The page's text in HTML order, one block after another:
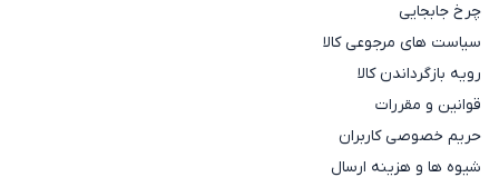
چرخ جابجایی
سیاست های مرجوعی کالا
رویه بازگرداندن کالا
قوانین و مقررات
حریم خصوصی کاربران
شیوه ها و هزینه ارسال